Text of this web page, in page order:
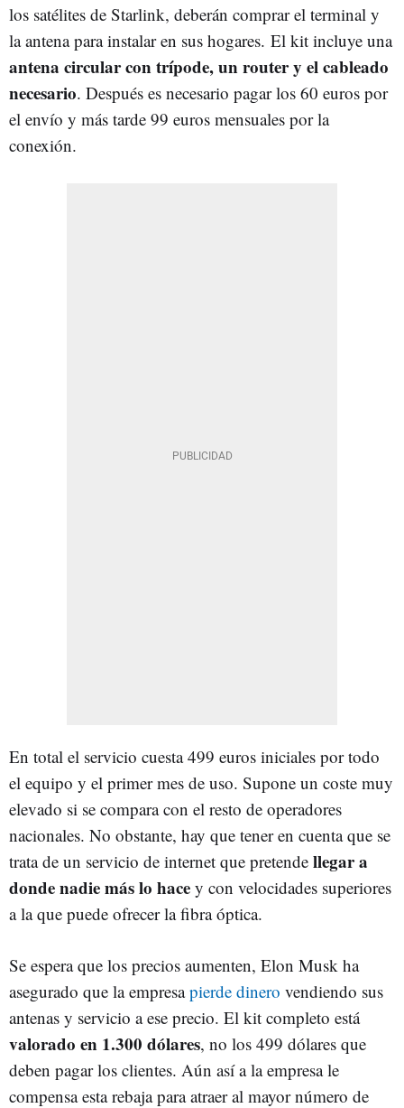
los satélites de Starlink, deberán comprar el terminal y
la antena para instalar en sus hogares. El kit incluye una
antena circular con trípode, un router y el cableado
necesario. Después es necesario pagar los 60 euros por
el envío y más tarde 99 euros mensuales por la
conexión.
En total el servicio cuesta 499 euros iniciales por todo
el equipo y el primer mes de uso. Supone un coste muy
elevado si se compara con el resto de operadores
nacionales. No obstante, hay que tener en cuenta que se
trata de un servicio de internet que pretende llegar a
donde nadie más lo hace y con velocidades superiores
a la que puede ofrecer la fibra óptica.
Se espera que los precios aumenten, Elon Musk ha
asegurado que la empresapierde dinero vendiendo sus
antenas y servicio a ese precio. El kit completo está
valorado en 1.300 dólares, no los 499 dólares que
deben pagar los clientes. Aún así a la empresa le
compensa esta rebaja para atraer al mayor número de